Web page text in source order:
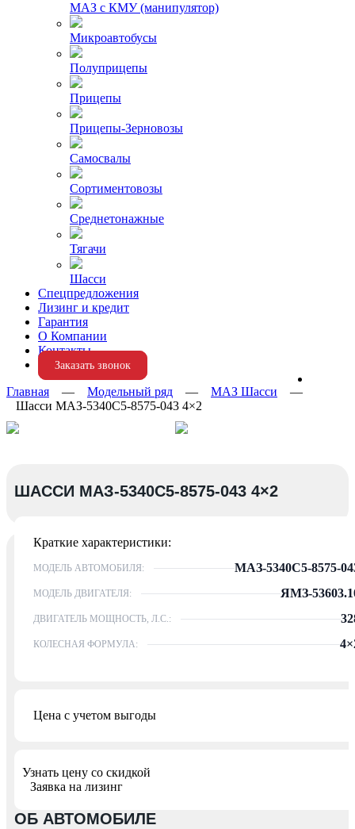
МАЗ с КМУ (манипулятор)
Микроавтобусы
Полуприцепы
Прицепы
Прицепы-Зерновозы
Самосвалы
Сортиментовозы
Среднетонажные
Тягачи
Шасси
Спецпредложения
Лизинг и кредит
Гарантия
О Компании
Контакты
Заказать звонок
Главная — Модельный ряд — МАЗ Шасси —
Шасси МАЗ-5340С5-8575-043 4×2
ШАССИ МАЗ-5340С5-8575-043 4×2
Краткие характеристики:
МОДЕЛЬ АВТОМОБИЛЯ: МАЗ-5340С5-8575-
МОДЕЛЬ ДВИГАТЕЛЯ: ЯМЗ-
ДВИГАТЕЛЬ МОЩНОСТЬ, Л.С.:
КОЛЕСНАЯ ФОРМУЛА:
Цена с учетом выгоды
Узнать цену со скидкой
Заявка на лизинг
ОБ АВТОМОБИЛЕ